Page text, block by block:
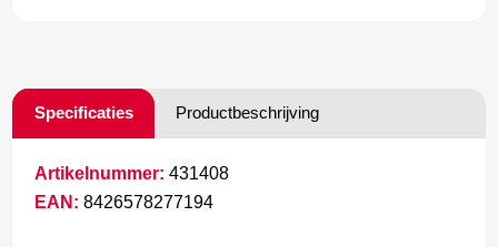
Specificaties Productbeschrijving
Artikelnummer: 431408
EAN: 8426578277194